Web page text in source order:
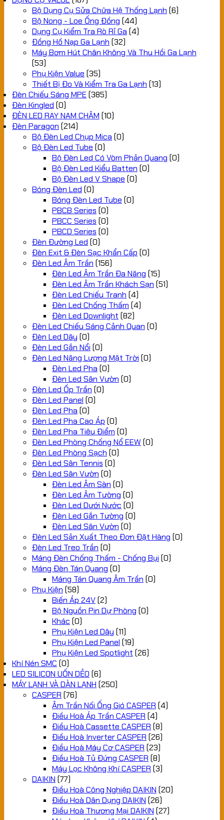
Bộ Dụng Cụ Sửa Chữa Hệ Thống Lạnh (6)
Bộ Nong - Loe Ống Đồng (44)
Dụng Cụ Kiểm Tra Rò Rỉ Ga (4)
Đồng Hồ Nạp Ga Lạnh (32)
Máy Bơm Hút Chân Không Và Thu Hồi Ga Lạnh
(53)
Phụ Kiện Value (35)
Thiết Bị Đo Và Kiểm Tra Ga Lạnh (13)
Đèn Chiếu Sáng MPE (385)
Đèn Kingled (0)
ĐÈN LED RAY NAM CHÂM (10)
Đèn Paragon (214)
Bộ Đèn Led Chụp Mica (0)
Bộ Đèn Led Tube (0)
Bộ Đèn Led Có Vòm Phản Quang (0)
Bộ Đèn Led Kiểu Batten (0)
Bộ Đèn Led V Shape (0)
Bóng Đèn Led (0)
Bóng Đèn Led Tube (0)
PBCB Series (0)
PBCC Series (0)
PBCD Series (0)
Đèn Đường Led (0)
Đèn Exit & Đèn Sạc Khẩn Cấp (0)
Đèn Led Âm Trần (156)
Đèn Led Âm Trần Đa Năng (15)
Đèn Led Âm Trần Khách Sạn (51)
Đèn Led Chiếu Tranh (4)
Đèn Led Chống Thấm (4)
Đèn Led Downlight (82)
Đèn Led Chiếu Sáng Cảnh Quan (0)
Đèn Led Dây (0)
Đèn Led Gắn Nổi (0)
Đèn Led Năng Lượng Mặt Trời (0)
Đèn Led Pha (0)
Đèn Led Sân Vườn (0)
Đèn Led Ốp Trần (0)
Đèn Led Panel (0)
Đèn Led Pha (0)
Đèn Led Pha Cao Áp (0)
Đèn Led Pha Tiêu Điểm (0)
Đèn Led Phòng Chống Nổ EEW (0)
Đèn Led Phòng Sạch (0)
Đèn Led Sân Tennis (0)
Đèn Led Sân Vườn (0)
Đèn Led Âm Sàn (0)
Đèn Led Âm Tường (0)
Đèn Led Dưới Nước (0)
Đèn Led Gắn Tường (0)
Đèn Led Sân Vườn (0)
Đèn Led Sản Xuất Theo Đơn Đặt Hàng (0)
Đèn Led Treo Trần (0)
Máng Đèn Chống Thấm - Chống Bụi (0)
Máng Đèn Tán Quang (0)
Máng Tán Quang Âm Trần (0)
Phụ Kiện (58)
Biến Áp 24V(2)
Bộ Nguồn Pin Dự Phòng (0)
Khác (0)
Phụ Kiện Led Dây (11)
Phụ Kiện Led Panel (19)
Phụ Kiện Led Spotlight (26)
Khí Nén SMC (0)
LED SILICON UỐN DẺO (6)
MÁY LẠNH VÀ DÀN LẠNH (250)
CASPER (76)
Âm Trần Nối Ống Gió CASPER (4)
Điều Hoà Áp Trần CASPER (4)
Điều Hoà Cassette CASPER (8)
Điều Hoà Inverter CASPER (26)
Điều Hoà Máy Cơ CASPER (23)
Điều Hoà Tủ Đứng CASPER (8)
Máy Lọc Không Khí CASPER (3)
DAIKIN (77)
Điều Hoà Công Nghiệp DAIKIN (20)
Điều Hoà Dân Dụng DAIKIN (26)
Điều Hoà Thương Mại DAIKIN (27)